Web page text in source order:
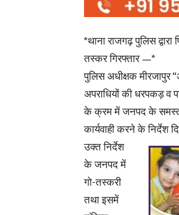
*थाना राजगढ़ पुलिस
तस्कर गिरफ्तार —*
पुलिस अधीक्षक मीरजापुर
अपराधियों की धरपकड़ व
के क्रम में जनपद के समस्त
कार्यवाही करने के निर्देश
उक्त निर्देश
के जनपद में
गो-तस्करी
तथा इसमें